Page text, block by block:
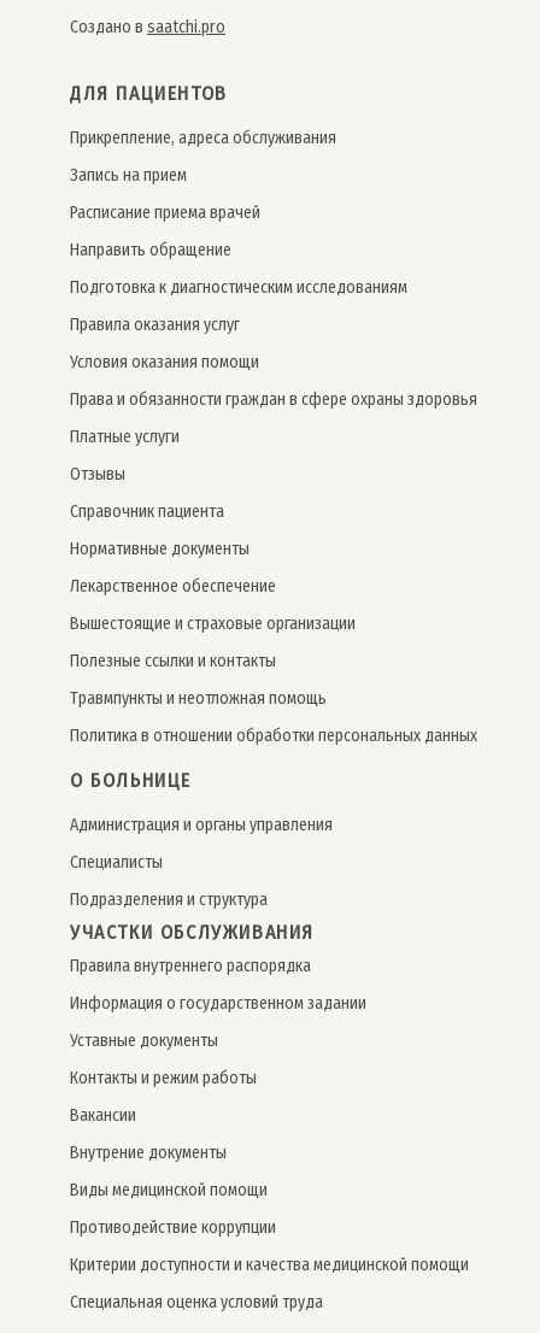
Создано в saatchi.pro
ДЛЯ ПАЦИЕНТОВ
Прикрепление, адреса обслуживания
Запись на прием
Расписание приема врачей
Направить обращение
Подготовка к диагностическим исследованиям
Правила оказания услуг
Условия оказания помощи
Права и обязанности граждан в сфере охраны здоровья
Платные услуги
Отзывы
Справочник пациента
Нормативные документы
Лекарственное обеспечение
Вышестоящие и страховые организации
Полезные ссылки и контакты
Травмпункты и неотложная помощь
Политика в отношении обработки персональных данных
О БОЛЬНИЦЕ
Администрация и органы управления
Специалисты
Подразделения и структура
УЧАСТКИ ОБСЛУЖИВАНИЯ
Правила внутреннего распорядка
Информация о государственном задании
Уставные документы
Контакты и режим работы
Вакансии
Внутрение документы
Виды медицинской помощи
Противодействие коррупции
Критерии доступности и качества медицинской помощи
Специальная оценка условий труда